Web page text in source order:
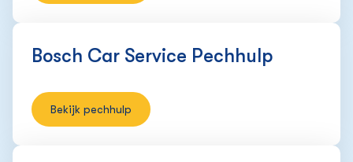
Bosch Car Service Pechhulp
Bekijk pechhulp